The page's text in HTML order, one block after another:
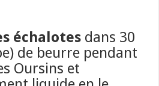
échalotes dans 30
de beurre pendant
Oursins et